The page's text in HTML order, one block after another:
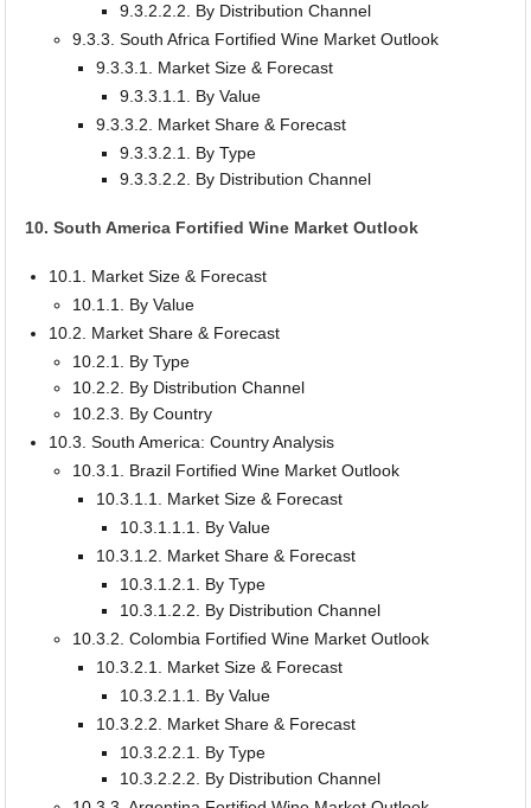
9.3.2.2.2. By Distribution Channel
9.3.3. South Africa Fortified Wine Market Outlook
9.3.3.1. Market Size & Forecast
9.3.3.1.1. By Value
9.3.3.2. Market Share & Forecast
9.3.3.2.1. By Type
9.3.3.2.2. By Distribution Channel
10. South America Fortified Wine Market Outlook
10.1. Market Size & Forecast
10.1.1. By Value
10.2. Market Share & Forecast
10.2.1. By Type
10.2.2. By Distribution Channel
10.2.3. By Country
10.3. South America: Country Analysis
10.3.1. Brazil Fortified Wine Market Outlook
10.3.1.1. Market Size & Forecast
10.3.1.1.1. By Value
10.3.1.2. Market Share & Forecast
10.3.1.2.1. By Type
10.3.1.2.2. By Distribution Channel
10.3.2. Colombia Fortified Wine Market Outlook
10.3.2.1. Market Size & Forecast
10.3.2.1.1. By Value
10.3.2.2. Market Share & Forecast
10.3.2.2.1. By Type
10.3.2.2.2. By Distribution Channel